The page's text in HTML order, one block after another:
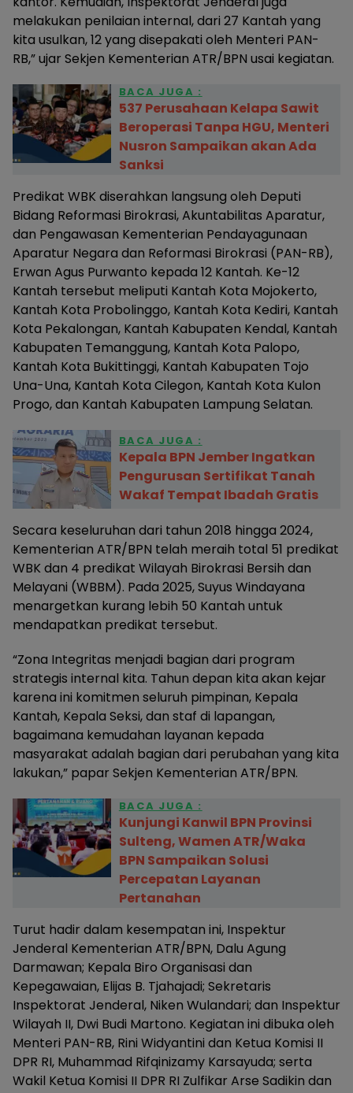
melakukan penilaian internal, dari 27 Kantah yang
kita usulkan, 12 yang disepakati oleh Menteri PAN-
RB,” ujar Sekjen Kementerian ATR/BPN usai kegiatan.
BACA JUGA :
537 Perusahaan Kelapa Sawit
Beroperasi Tanpa HGU, Menteri
Nusron Sampaikan akan Ada
Sanksi
Predikat WBK diserahkan langsung oleh Deputi
Bidang Reformasi Birokrasi, Akuntabilitas Aparatur,
dan Pengawasan Kementerian Pendayagunaan
Aparatur Negara dan Reformasi Birokrasi (PAN-RB),
Erwan Agus Purwanto kepada 12 Kantah. Ke-12
Kantah tersebut meliputi Kantah Kota Mojokerto,
Kantah Kota Probolinggo, Kantah Kota Kediri, Kantah
Kota Pekalongan, Kantah Kabupaten Kendal, Kantah
Kabupaten Temanggung, Kantah Kota Palopo,
Kantah Kota Bukittinggi, Kantah Kabupaten Tojo
Una-Una, Kantah Kota Cilegon, Kantah Kota Kulon
Progo, dan Kantah Kabupaten Lampung Selatan.
BACA JUGA :
Kepala BPN Jember Ingatkan
Pengurusan Sertifikat Tanah
Wakaf Tempat Ibadah Gratis
Secara keseluruhan dari tahun 2018 hingga 2024,
Kementerian ATR/BPN telah meraih total 51 predikat
WBK dan 4 predikat Wilayah Birokrasi Bersih dan
Melayani (WBBM). Pada 2025, Suyus Windayana
menargetkan kurang lebih 50 Kantah untuk
mendapatkan predikat tersebut.
“Zona Integritas menjadi bagian dari program
strategis internal kita. Tahun depan kita akan kejar
karena ini komitmen seluruh pimpinan, Kepala
Kantah, Kepala Seksi, dan staf di lapangan,
bagaimana kemudahan layanan kepada
masyarakat adalah bagian dari perubahan yang kita
lakukan,” papar Sekjen Kementerian ATR/BPN.
BACA JUGA :
Kunjungi Kanwil BPN Provinsi
Sulteng, Wamen ATR/Waka
BPN Sampaikan Solusi
Percepatan Layanan
Pertanahan
Turut hadir dalam kesempatan ini, Inspektur
Jenderal Kementerian ATR/BPN, Dalu Agung
Darmawan; Kepala Biro Organisasi dan
Kepegawaian, Elijas B. Tjahajadi; Sekretaris
Inspektorat Jenderal, Niken Wulandari; dan Inspektur
Wilayah II, Dwi Budi Martono. Kegiatan ini dibuka oleh
Menteri PAN-RB, Rini Widyantini dan Ketua Komisi II
DPR RI, Muhammad Rifqinizamy Karsayuda; serta
Wakil Ketua Komisi II DPR RI Zulfikar Arse Sadikin dan